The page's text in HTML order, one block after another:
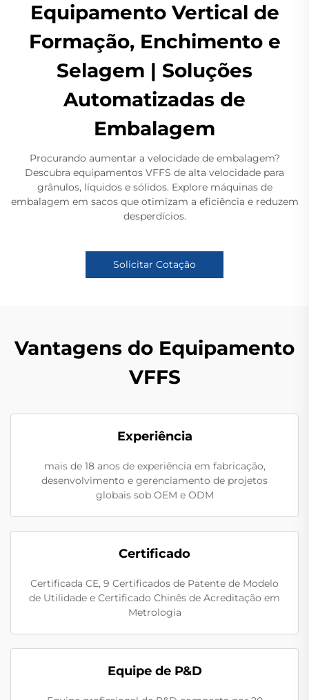
Equipamento Vertical de
Formação, Enchimento e
Selagem | Soluções
Automatizadas de
Embalagem
Procurando aumentar a velocidade de embalagem?
Descubra equipamentos VFFS de alta velocidade para
grânulos, líquidos e sólidos. Explore máquinas de
embalagem em sacos que otimizam a eficiência e reduzem
desperdícios.
Solicitar Cotação
Vantagens do Equipamento
VFFS
Experiência
mais de 18 anos de experiência em fabricação,
desenvolvimento e gerenciamento de projetos
globais sob OEM e ODM
Certificado
Certificada CE, 9 Certificados de Patente de Modelo
de Utilidade e Certificado Chinês de Acreditação em
Metrologia
Equipe de P&D